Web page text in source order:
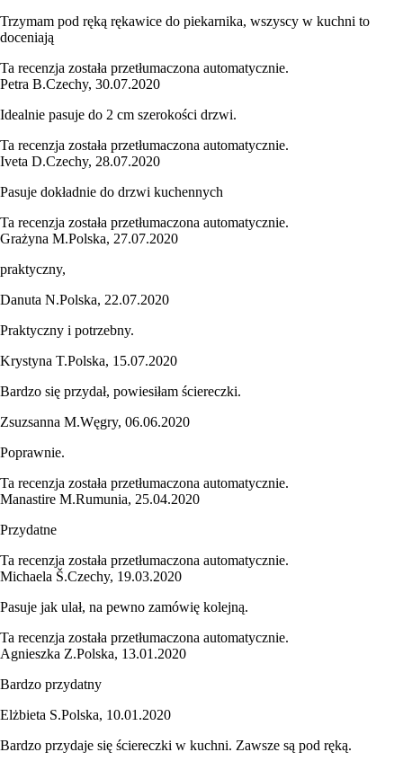
Trzymam pod ręką rękawice do piekarnika, wszyscy w kuchni to
doceniają
Ta recenzja została przetłumaczona automatycznie.
Petra B.Czechy, 30.07.2020
Idealnie pasuje do 2 cm szerokości drzwi.
Ta recenzja została przetłumaczona automatycznie.
Iveta D.Czechy, 28.07.2020
Pasuje dokładnie do drzwi kuchennych
Ta recenzja została przetłumaczona automatycznie.
Grażyna M.Polska, 27.07.2020
praktyczny,
Danuta N.Polska, 22.07.2020
Praktyczny i potrzebny.
Krystyna T.Polska, 15.07.2020
Bardzo się przydał, powiesiłam ściereczki.
Zsuzsanna M.Węgry, 06.06.2020
Poprawnie.
Ta recenzja została przetłumaczona automatycznie.
Manastire M.Rumunia, 25.04.2020
Przydatne
Ta recenzja została przetłumaczona automatycznie.
Michaela Š.Czechy, 19.03.2020
Pasuje jak ulał, na pewno zamówię kolejną.
Ta recenzja została przetłumaczona automatycznie.
Agnieszka Z.Polska, 13.01.2020
Bardzo przydatny
Elżbieta S.Polska, 10.01.2020
Bardzo przydaje się ściereczki w kuchni. Zawsze są pod ręką.